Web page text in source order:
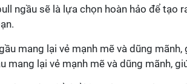
ngầu sẽ là lựa chọn hoàn hảo để tạo
mang lại vẻ mạnh mẽ và dũng mãnh,